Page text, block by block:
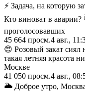
⚡️ Задача, на которую
Кто виноват в
проголосовавших
45 664 просм.4 авг.,
😍 Розовый закат
такая летняя красота
Москве
41 050 просм.4 авг.,
🌥 Доброе утро,